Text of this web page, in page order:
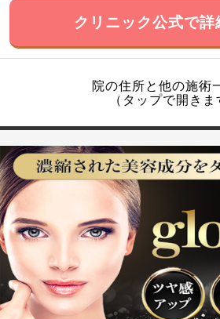
クリニック公式で詳
院の住所と他の施術
（タップで開きま